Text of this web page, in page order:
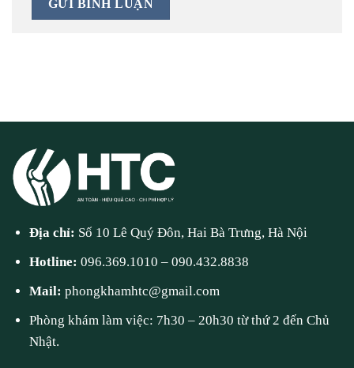
Địa chỉ: Số 10 Lê Quý Đôn, Hai Bà Trưng, Hà Nội
Hotline:096.369.1010 –090.432.8838
Mail:phongkhamhtc@gmail.com
Phòng khám làm việc: 7h30 – 20h30 từ thứ 2 đến Chủ
Nhật.